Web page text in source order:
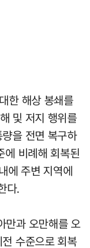
한 해상 봉쇄를
및 저지 행위를
을 전면 복구하
에 비례해 회복된
에 주변 지역에
다.
만과 오만해를 오
수준으로 회복